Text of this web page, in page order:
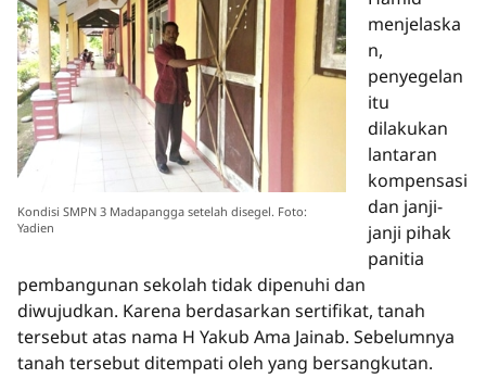
Kondisi SMPN 3 Madapangga setelah disegel. Foto:
Yadien
menjelaska
n,
penyegelan
itu
dilakukan
lantaran
kompensasi
dan janji-
janji pihak
panitia
pembangunan sekolah tidak dipenuhi dan
diwujudkan. Karena berdasarkan sertifikat, tanah
tersebut atas nama H Yakub Ama Jainab. Sebelumnya
tanah tersebut ditempati oleh yang bersangkutan.